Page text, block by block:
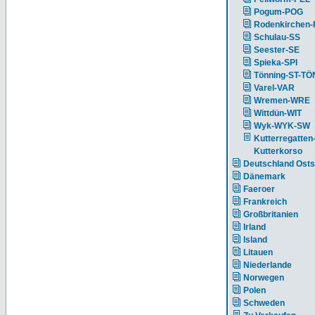
Pogum-POG
Rodenkirchen-
Schulau-SS
Seester-SE
Spieka-SPI
Tönning-ST-
Varel-VAR
Wremen-WRE
Wittdün-WIT
Wyk-WYK-SW
Kutterregatten-
Kutterkorso
Deutschland
Dänemark
Faeroer
Frankreich
Großbritanien
Irland
Island
Litauen
Niederlande
Norwegen
Polen
Schweden